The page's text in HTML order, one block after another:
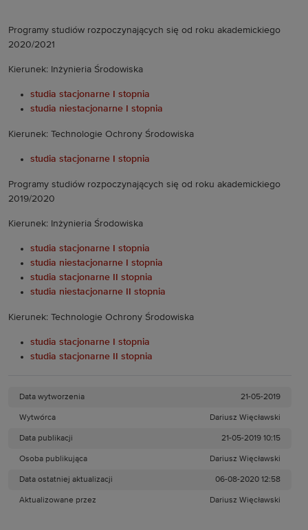
Programy studiów rozpoczynających się od roku akademickiego
2020/2021
Kierunek: Inżynieria Środowiska
studia stacjonarne I stopnia
studia niestacjonarne I stopnia
Kierunek: Technologie Ochrony Środowiska
studia stacjonarne I stopnia
Programy studiów rozpoczynających się od roku akademickiego
2019/2020
Kierunek: Inżynieria Środowiska
studia stacjonarne I stopnia
studia niestacjonarne I stopnia
studia stacjonarne II stopnia
studia niestacjonarne II stopnia
Kierunek: Technologie Ochrony Środowiska
studia stacjonarne I stopnia
studia stacjonarne II stopnia
Data wytworzenia 21-05-2019
Wytwórca Dariusz Więcławski
Data publikacji 21-05-2019 10:15
Osoba publikująca Dariusz Więcławski
Data ostatniej aktualizacji 06-08-2020 12:58
Aktualizowane przez Dariusz Więcławski